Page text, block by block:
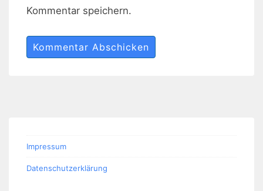
Kommentar speichern.
Impressum
Datenschutzerklärung